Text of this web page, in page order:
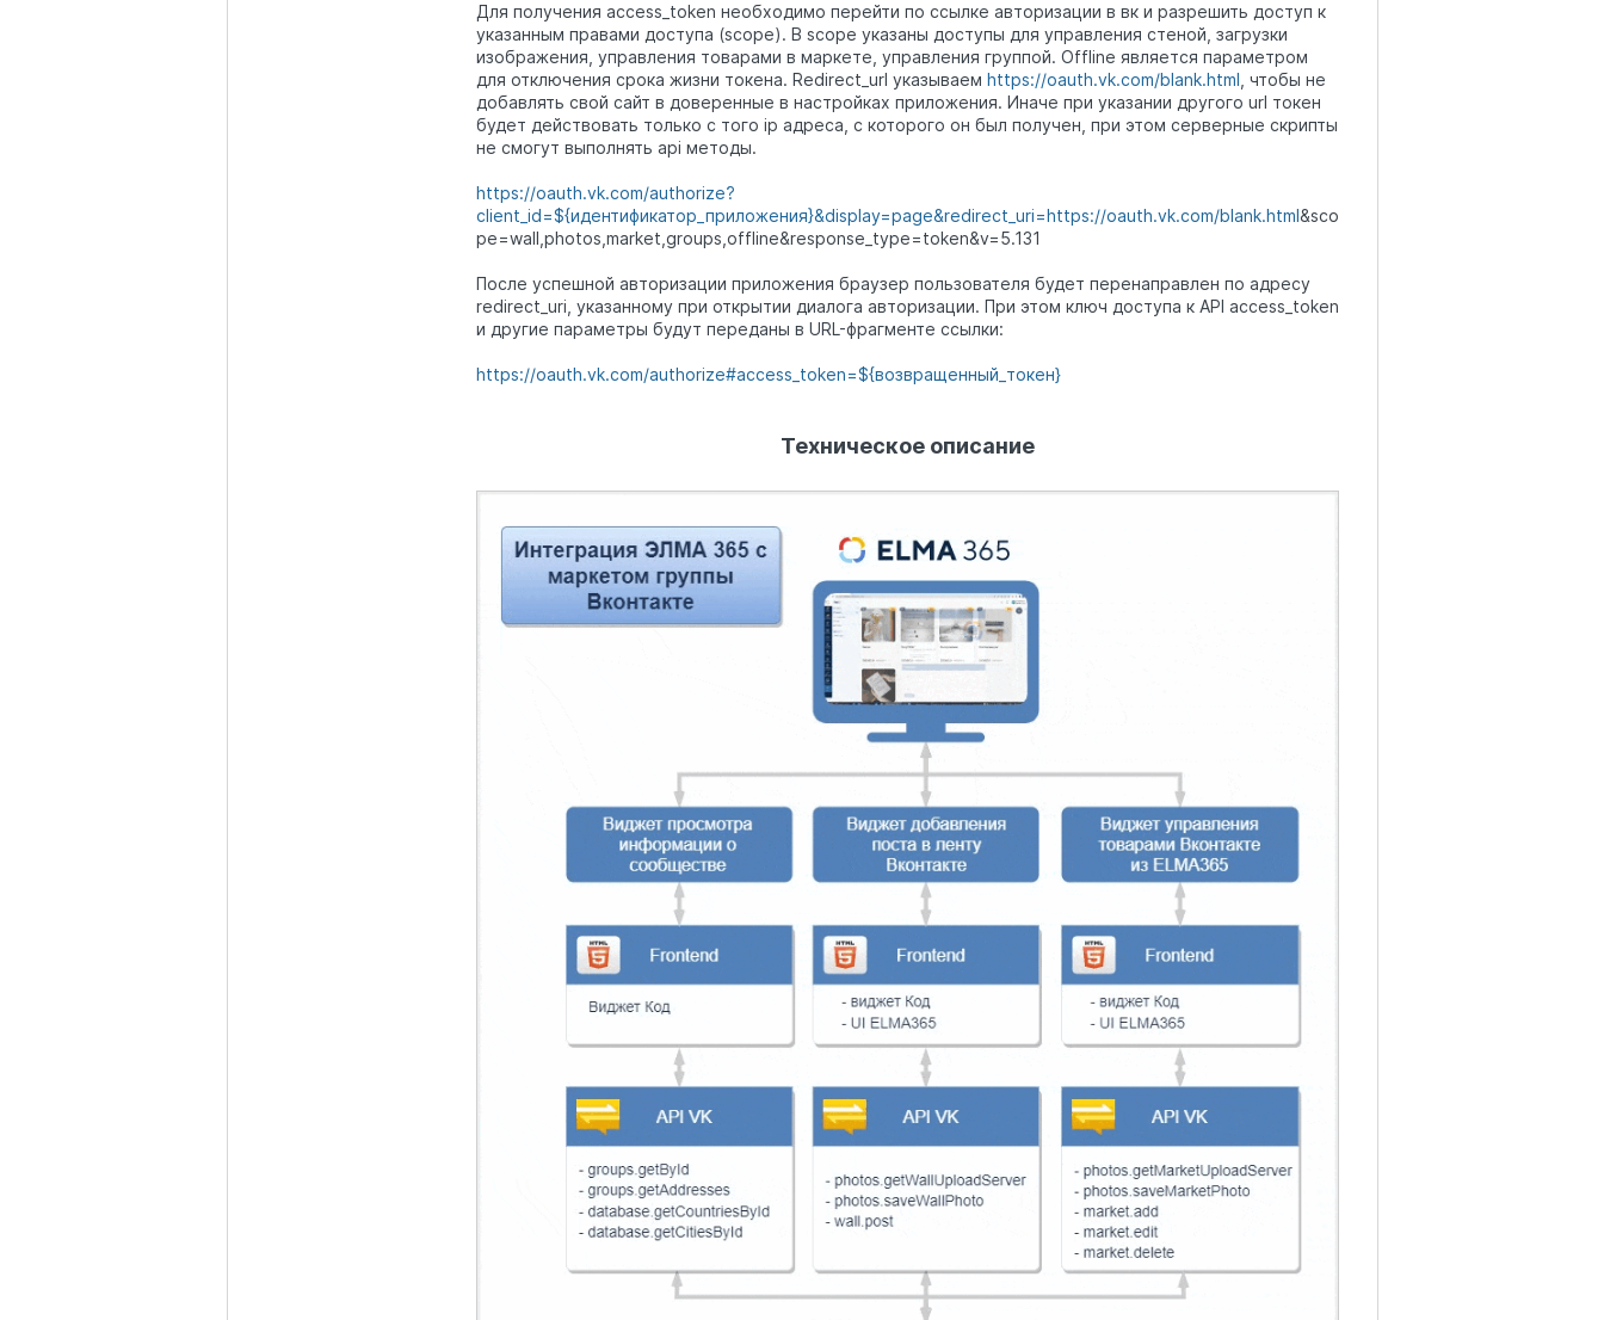
Для получения access_token необходимо перейти по ссылке авторизации в вк и разрешить доступ к
указанным правами доступа (scope). В scope указаны доступы для управления стеной, загрузки
изображения, управления товарами в маркете, управления группой. Offline является параметром
для отключения срока жизни токена. Redirect_url указываем https://oauth.vk.com/blank.html , чтобы не
добавлять свой сайт в доверенные в настройках приложения. Иначе при указании другого url токен
будет действовать только с того ip адреса, с которого он был получен, при этом серверные скрипты
не смогут выполнять api методы.
https://oauth.vk.com/authorize?
client_id=${идентификатор_приложения}&display=page&redirect_uri=https://oauth.vk.com/blank.html&sco
pe=wall,photos,market,groups,offline&response_type=token&v=5.131
После успешной авторизации приложения браузер пользователя будет перенаправлен по адресу
redirect_uri, указанному при открытии диалога авторизации. При этом ключ доступа к API access_token
и другие параметры будут переданы в URL-фрагменте ссылки:
https://oauth.vk.com/authorize#access_token=${возвращенный_токен}
Техническое описание